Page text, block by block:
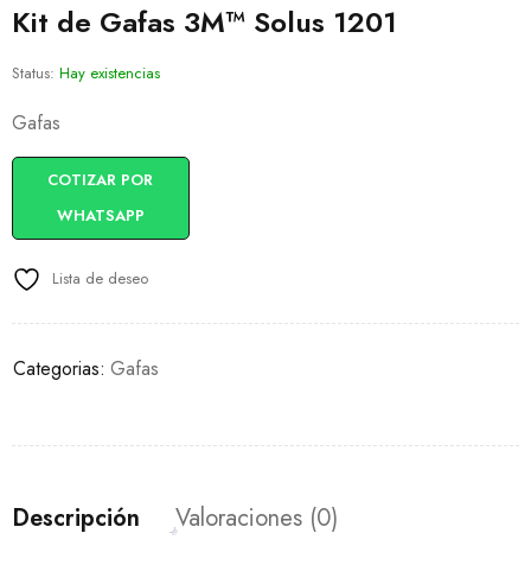
Kit de Gafas 3M™ Solus 1201
Status: Hay existencias
Gafas
COTIZAR POR
WHATSAPP
Lista de deseo
Categorias: Gafas
Descripción Valoraciones (0)